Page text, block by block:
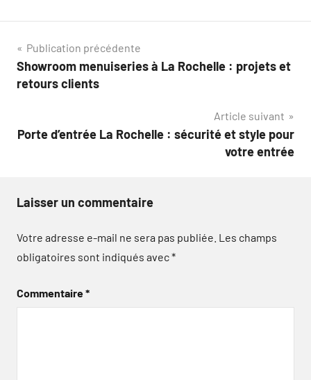
Navigation
de
Publication précédente
Showroom menuiseries à La Rochelle : projets et
retours clients
Article suivant
Porte d’entrée La Rochelle : sécurité et style pour
votre entrée
Laisser un commentaire
Votre adresse e-mail ne sera pas publiée. Les champs
obligatoires sont indiqués avec*
Commentaire*